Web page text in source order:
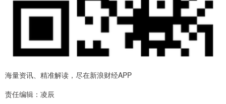
海量资讯、精准解读，尽在新浪财经APP
责任编辑：凌辰